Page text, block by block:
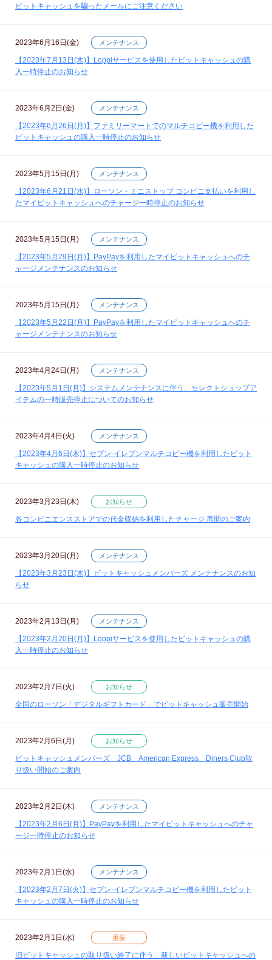
ビットキャッシュを騙ったメールにご注意ください
2023年6月16日(金) メンテナンス
【2023年7月13日(木)】Loppiサービスを使用したビットキャッシュの購
入一時停止のお知らせ
2023年6月2日(金) メンテナンス
【2023年6月26日(月)】ファミリーマートでのマルチコピー機を利用した
ビットキャッシュの購入一時停止のお知らせ
2023年5月15日(月) メンテナンス
【2023年6月21日(水)】ローソン・ミニストップ コンビニ支払いを利用し
たマイビットキャッシュへのチャージ一時停止のお知らせ
2023年5月15日(月) メンテナンス
【2023年5月29日(月)】PayPayを利用したマイビットキャッシュへのチ
ャージメンテナンスのお知らせ
2023年5月15日(月) メンテナンス
【2023年5月22日(月)】PayPayを利用したマイビットキャッシュへのチ
ャージメンテナンスのお知らせ
2023年4月24日(月) メンテナンス
【2023年5月1日(月)】システムメンテナンスに伴う、セレクトショップア
イテムの一時販売停止についてのお知らせ
2023年4月4日(火) メンテナンス
【2023年4月6日(木)】セブン‐イレブンマルチコピー機を利用したビット
キャッシュの購入一時停止のお知らせ
2023年3月23日(木) お知らせ
各コンビニエンスストアでの代金収納を利用したチャージ 再開のご案内
2023年3月20日(月) メンテナンス
【2023年3月23日(木)】ビットキャッシュメンバーズ メンテナンスのお知
らせ
2023年2月13日(月) メンテナンス
【2023年2月20日(月)】Loppiサービスを使用したビットキャッシュの購
入一時停止のお知らせ
2023年2月7日(火) お知らせ
全国のローソン「デジタルギフトカード」でビットキャッシュ販売開始
2023年2月6日(月) お知らせ
ビットキャッシュメンバーズ JCB、American Express、Diners Club取
り扱い開始のご案内
2023年2月2日(木) メンテナンス
【2023年2月6日(月)】PayPayを利用したマイビットキャッシュへのチャ
ージ一時停止のお知らせ
2023年2月1日(水) メンテナンス
【2023年2月7日(火)】セブン‐イレブンマルチコピー機を利用したビット
キャッシュの購入一時停止のお知らせ
2023年2月1日(水) 重要
旧ビットキャッシュの取り扱い終了に伴う、新しいビットキャッシュへの